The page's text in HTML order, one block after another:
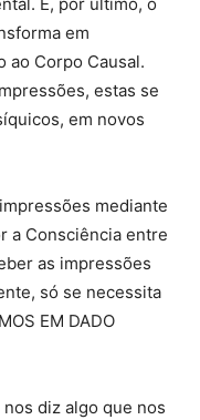
em
ao Corpo Causal.
estas se
em novos
mediante
a Consciência entre
as impressões
só se necessita
EM DADO
diz algo que nos